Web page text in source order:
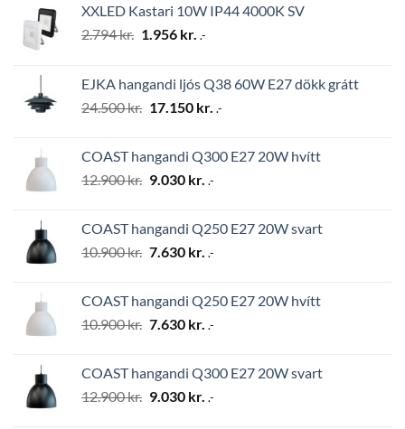
XXLED Kastari 10W IP44 4000K SV
2.794kr. Original
2.794 kr..
1.956 kr. Current
1.956 kr..
.-
EJKA hangandi ljós Q38 60W E27 dökk grátt
24.500kr. Original
24.500 kr..
17.150 kr. Current
17.150 kr..
.-
COAST hangandi Q300 E27 20W hvítt
12.900kr. Original
12.900 kr..
9.030 kr. Current
9.030 kr..
.-
COAST hangandi Q250 E27 20W svart
10.900kr. Original
10.900 kr..
7.630 kr. Current
7.630 kr..
.-
COAST hangandi Q250 E27 20W hvítt
10.900kr. Original
10.900 kr..
7.630 kr. Current
7.630 kr..
.-
COAST hangandi Q300 E27 20W svart
12.900kr. Original
9.030 kr. Current
.-